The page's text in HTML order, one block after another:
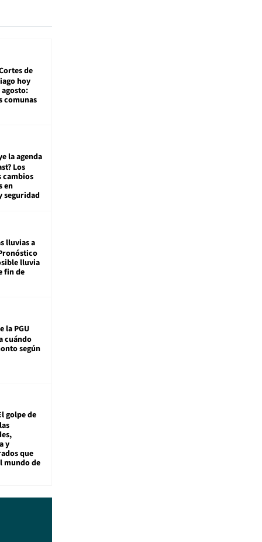
de
hoy
agosto:
comunas
la agenda
Los
cambios
en
seguridad
lluvias a
lluvia
fin de
la PGU
cuándo
según
golpe de
y
que
mundo de